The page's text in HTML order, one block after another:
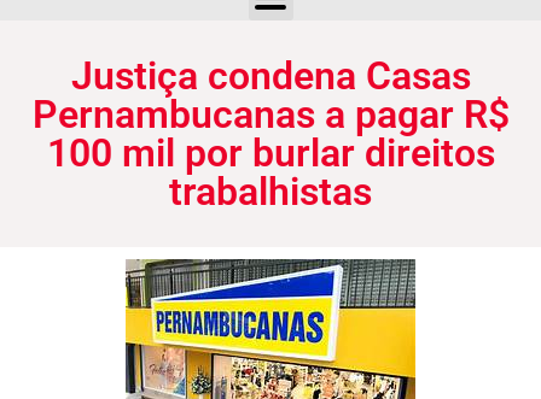
Justiça condena Casas
Pernambucanas a pagar R$
100 mil por burlar direitos
trabalhistas